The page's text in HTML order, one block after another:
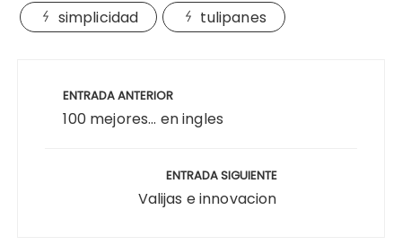
simplicidad
tulipanes
entradas
ENTRADA ANTERIOR
100 mejores... en ingles
ENTRADA SIGUIENTE
Valijas e innovacion